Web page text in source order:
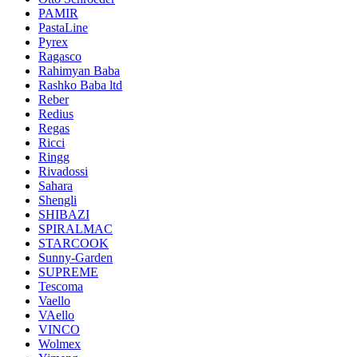
PAMIR
PastaLine
Pyrex
Ragasco
Rahimyan Baba
Rashko Baba ltd
Reber
Redius
Regas
Ricci
Ringg
Rivadossi
Sahara
Shengli
SHIBAZI
SPIRALMAC
STARCOOK
Sunny-Garden
SUPREME
Tescoma
Vaello
VAello
VINCO
Wolmex